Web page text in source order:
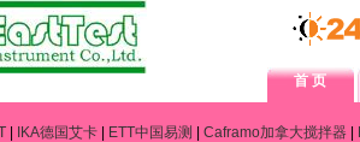
首 页
| IKA德国艾卡| ETT中国易测 Caframo加拿大搅拌器|